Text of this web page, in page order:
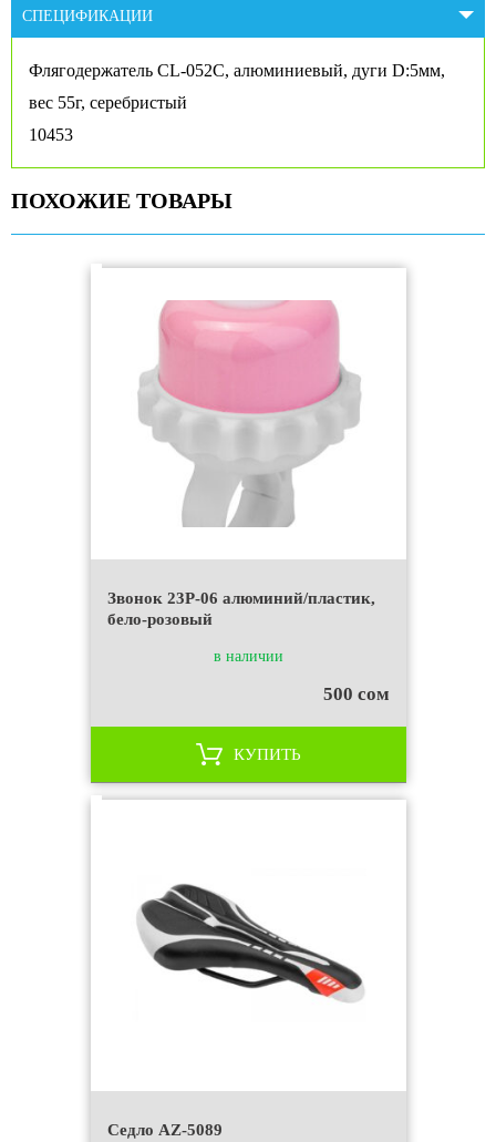
СПЕЦИФИКАЦИИ
Флягодержатель CL-052C, алюминиевый, дуги D:5мм,
вес 55г, серебристый
10453
ПОХОЖИЕ ТОВАРЫ
Звонок 23P-06 алюминий/пластик,
бело-розовый
в наличии
500 сом
КУПИТЬ
Седло AZ-5089